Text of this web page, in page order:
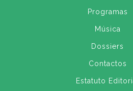
Programas
Música
Dossiers
Contactos
Estatuto